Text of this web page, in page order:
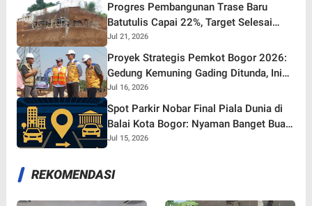
Progres Pembangunan Trase Baru
Batutulis Capai 22%, Target Selesai
Oktober 2026!
Jul 21, 2026
Proyek Strategis Pemkot Bogor 2026:
Gedung Kemuning Gading Ditunda, Ini
yang Tetap Gaspol!
Jul 16, 2026
Spot Parkir Nobar Final Piala Dunia di
Balai Kota Bogor: Nyaman Banget Buat
Nonton Bareng!
Jul 15, 2026
REKOMENDASI